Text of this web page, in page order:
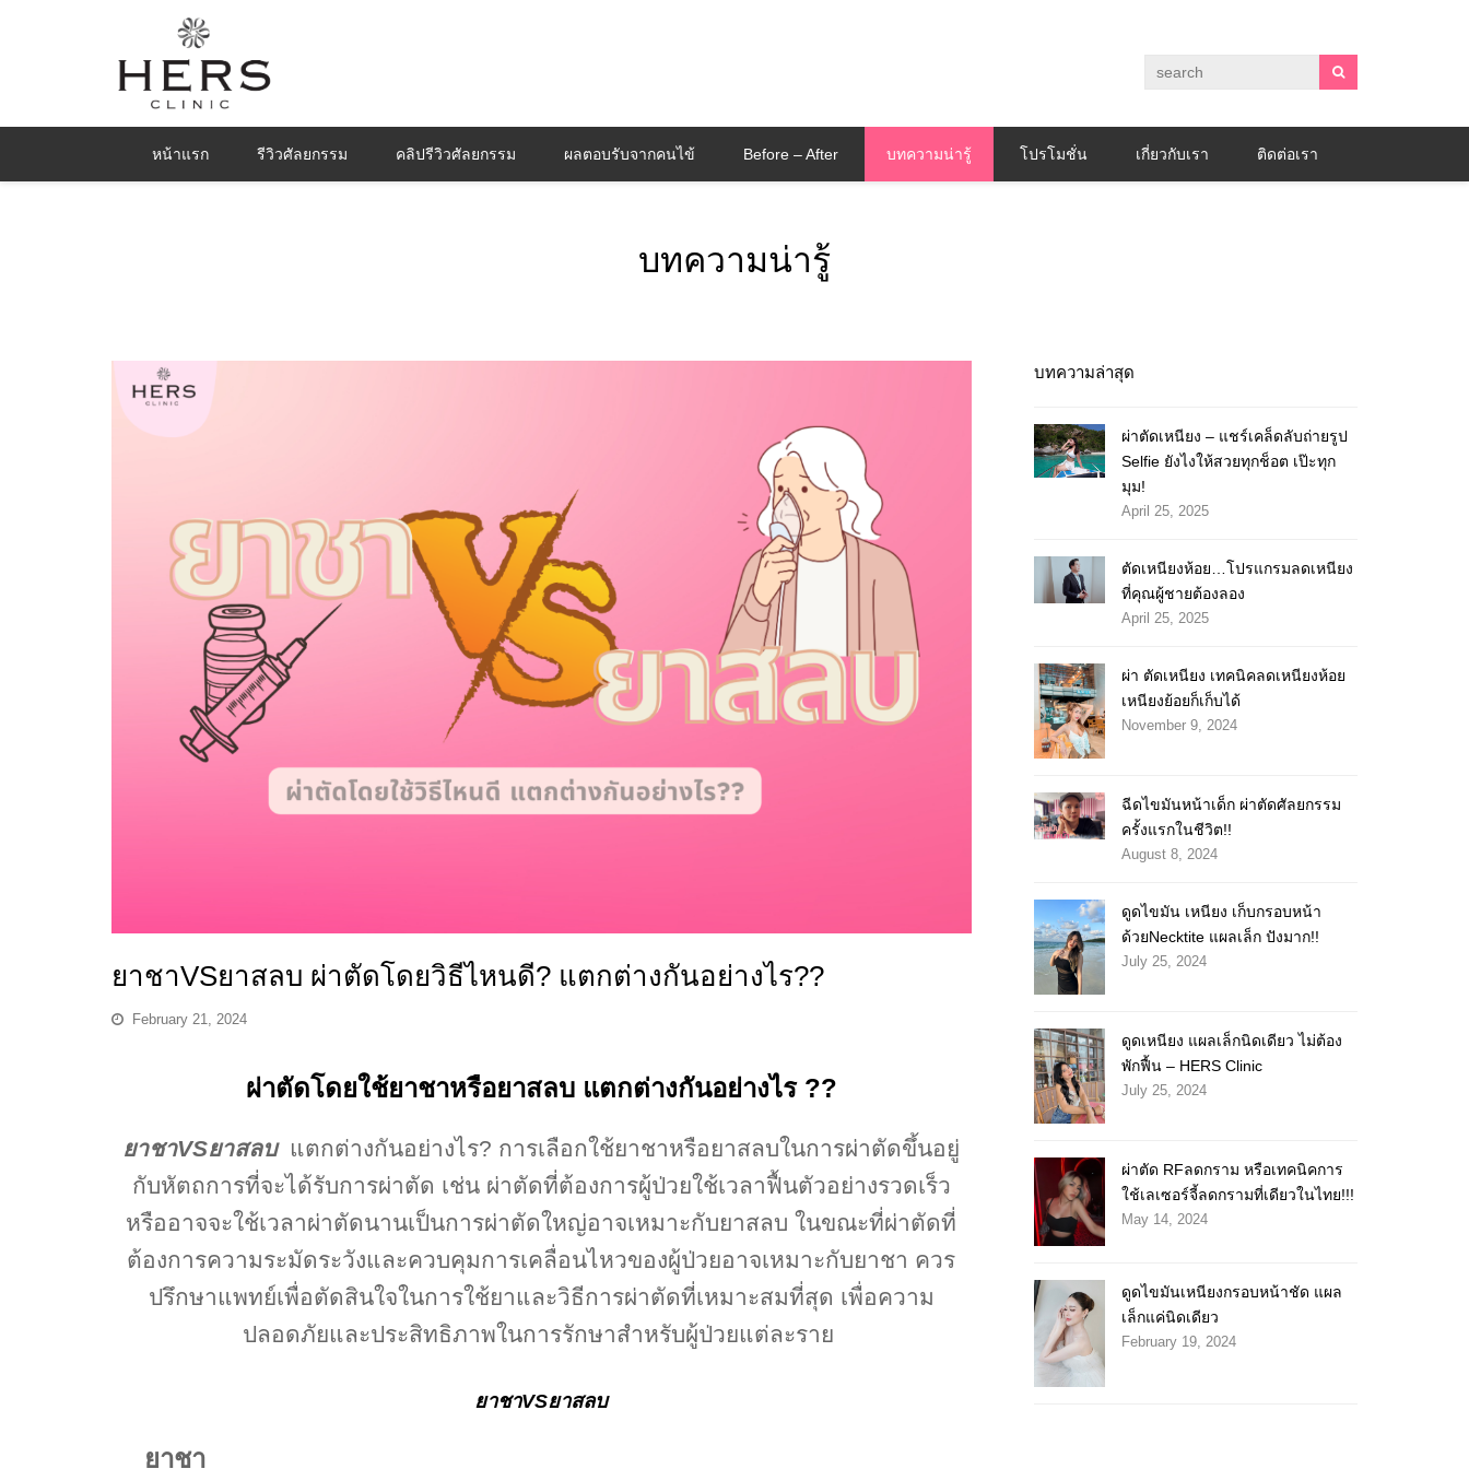
หน้าแรก รีวิวศัลยกรรม คลิปรีวิวศัลยกรรม ผลตอบรับจากคนไข้ Before – After บทความน่ารู้ โปรโมชั่น เกี่ยวกับเรา ติดต่อเรา
บทความน่ารู้
ยาชาVSยาสลบ ผ่าตัดโดยวิธีไหนดี? แตกต่างกันอย่างไร??
February 21, 2024
ผ่าตัดโดยใช้ยาชาหรือยาสลบ แตกต่างกันอย่างไร ??
ยาชาVSยาสลบแตกต่างกันอย่างไร? การเลือกใช้ยาชาหรือยาสลบในการผ่าตัดขึ้นอยู่
กับหัตถการที่จะได้รับการผ่าตัด เช่น ผ่าตัดที่ต้องการผู้ป่วยใช้เวลาฟื้นตัวอย่างรวดเร็ว
หรืออาจจะใช้เวลาผ่าตัดนานเป็นการผ่าตัดใหญ่อาจเหมาะกับยาสลบ ในขณะที่ผ่าตัดที่
ต้องการความระมัดระวังและควบคุมการเคลื่อนไหวของผู้ป่วยอาจเหมาะกับยาชา ควร
ปรึกษาแพทย์เพื่อตัดสินใจในการใช้ยาและวิธีการผ่าตัดที่เหมาะสมที่สุด เพื่อความ
ปลอดภัยและประสิทธิภาพในการรักษาสำหรับผู้ป่วยแต่ละราย
ยาชาVSยาสลบ
ยาชา
บทความล่าสุด
ผ่าตัดเหนียง – แชร์เคล็ดลับถ่ายรูป
Selfie ยังไงให้สวยทุกช็อต เป๊ะทุก
มุม!
April 25, 2025
ตัดเหนียงห้อย…โปรแกรมลดเหนียง
ที่คุณผู้ชายต้องลอง
April 25, 2025
ผ่า ตัดเหนียง เทคนิคลดเหนียงห้อย
เหนียงย้อยก็เก็บได้
November 9, 2024
ฉีดไขมันหน้าเด็ก ผ่าตัดศัลยกรรม
ครั้งแรกในชีวิต!!
August 8, 2024
ดูดไขมัน เหนียง เก็บกรอบหน้า
ด้วยNecktite แผลเล็ก ปังมาก!!
July 25, 2024
ดูดเหนียง แผลเล็กนิดเดียว ไม่ต้อง
พักฟื้น – HERS Clinic
July 25, 2024
ผ่าตัด RFลดกราม หรือเทคนิคการ
ใช้เลเซอร์จี้ลดกรามที่เดียวในไทย!!!
May 14, 2024
ดูดไขมันเหนียงกรอบหน้าชัด แผล
เล็กแค่นิดเดียว
February 19, 2024